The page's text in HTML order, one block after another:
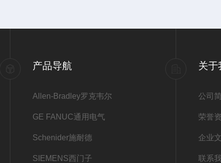
产品导航
Allen-Bradley罗克韦尔
GE FANUC通用电气
Schenider施耐德
SIEMENS西门子
关于
公司
荣誉
企业
联系